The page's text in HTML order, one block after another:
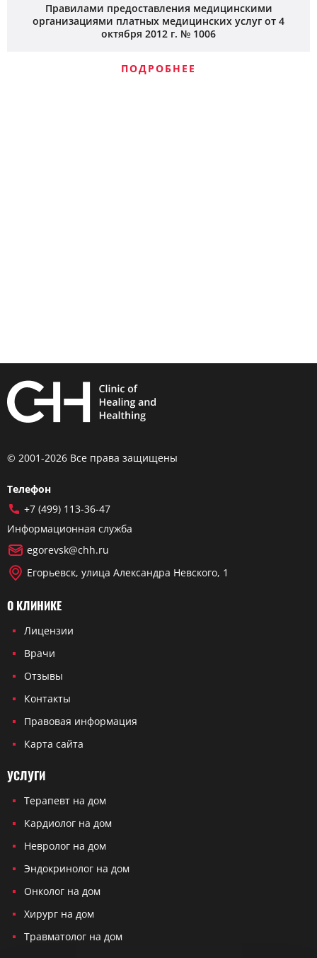
Правилами предоставления медицинскими
организациями платных медицинских услуг от 4
октября 2012 г. № 1006
ПОДРОБНЕЕ
© 2001-2026 Все права защищены
Телефон
+7 (499) 113-36-47
Информационная служба
egorevsk@chh.ru
Егорьевск, улица Александра Невского, 1
О КЛИНИКЕ
Лицензии
Врачи
Отзывы
Контакты
Правовая информация
Карта сайта
УСЛУГИ
Терапевт на дом
Кардиолог на дом
Невролог на дом
Эндокринолог на дом
Онколог на дом
Хирург на дом
Травматолог на дом